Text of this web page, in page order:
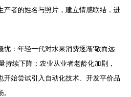
产者的姓名与照片，建立情感联结，进
忧：年轻一代对水果消费逐渐‘敬而远
持续下降；农业从业者老龄化加剧，
开始尝试引入自动化技术、开发平价品